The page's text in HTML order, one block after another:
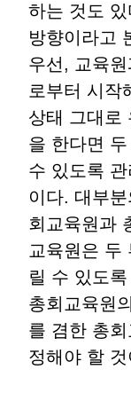
하는 것도
방향이라고
우선, 교육
로부터 시작
상태 그대로
을 한다면
수 있도록
이다. 대부
회교육원과
교육원은 두
릴 수 있도
총회교육원
를 겸한 총
정해야 할 것